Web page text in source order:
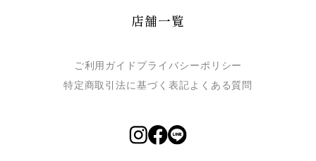
店舗一覧
ご利用ガイド プライバシーポリシー
特定商取引法に基づく表記よくある質問